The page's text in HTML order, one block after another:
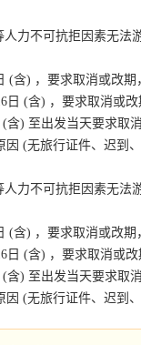
人力不可抗拒因素无
含) ，要求取消或改
(含) ，要求取消或
) 至出发当天要求取
(无旅行证件、迟到
人力不可抗拒因素无
含) ，要求取消或改
(含) ，要求取消或
) 至出发当天要求取
(无旅行证件、迟到